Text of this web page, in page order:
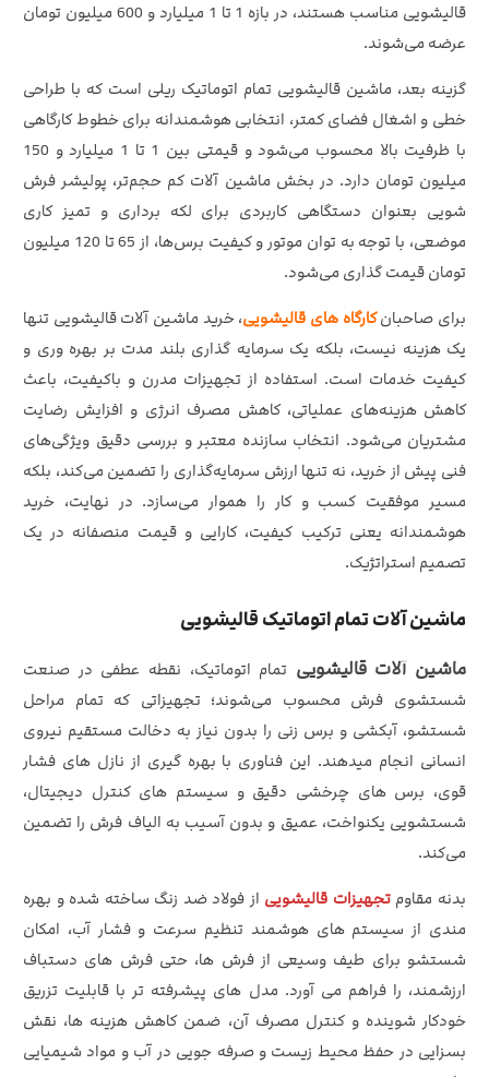
قالیشویی مناسب‌ هستند، در بازه 1 تا 1 میلیارد و 600 میلیون تومان
عرضه می‌شوند.
گزینه بعد، ماشین قالیشویی تمام‌ اتوماتیک ریلی است که با طراحی
خطی و اشغال فضای کمتر، انتخابی هوشمندانه برای خطوط کارگاهی
با ظرفیت بالا محسوب می‌شود و قیمتی بین 1 تا 1 میلیارد و 150
میلیون تومان دارد. در بخش ماشین‌ آلات کم‌ حجم‌تر، پولیشر فرش‌
شویی بعنوان دستگاهی کاربردی برای لکه‌ برداری و تمیز کاری
موضعی، با توجه به توان موتور و کیفیت برس‌ها، از 65 تا 120 میلیون
تومان قیمت‌ گذاری می‌شود.
برای صاحبانکارگاه‌ های قالیشویی، خرید ماشین‌ آلات قالیشویی تنها
یک هزینه نیست، بلکه یک سرمایه‌ گذاری بلند مدت بر بهره‌ وری و
کیفیت خدمات است. استفاده از تجهیزات مدرن و باکیفیت، باعث
کاهش هزینه‌های عملیاتی، کاهش مصرف انرژی و افزایش رضایت
مشتریان می‌شود. انتخاب سازنده معتبر و بررسی دقیق ویژگی‌های
فنی پیش از خرید، نه‌ تنها ارزش سرمایه‌گذاری را تضمین می‌کند، بلکه
مسیر موفقیت کسب‌ و کار را هموار می‌سازد. در نهایت، خرید
هوشمندانه یعنی ترکیب کیفیت، کارایی و قیمت منصفانه در یک
تصمیم استراتژیک.
ماشین آلات تمام اتوماتیک قالیشویی
ماشین آلات قالیشویی تمام‌ اتوماتیک، نقطه عطفی در صنعت
شستشوی فرش محسوب می‌شوند؛ تجهیزاتی که تمام مراحل
شستشو، آبکشی و برس‌ زنی را بدون نیاز به دخالت مستقیم نیروی
انسانی انجام میدهند. این فناوری با بهره‌ گیری از نازل‌ های فشار
قوی، برس‌ های چرخشی دقیق و سیستم‌ های کنترل دیجیتال،
شستشویی یکنواخت، عمیق و بدون آسیب به الیاف فرش را تضمین
می‌کند.
بدنه مقاومتجهیزات قالیشویی از فولاد ضد زنگ ساخته شده و بهره‌
مندی از سیستم‌ های هوشمند تنظیم سرعت و فشار آب، امکان
شستشو برای طیف وسیعی از فرش‌ ها، حتی فرش‌ های دستباف
ارزشمند، را فراهم می‌ آورد. مدل‌ های پیشرفته‌ تر با قابلیت تزریق
خودکار شوینده و کنترل مصرف آن، ضمن کاهش هزینه‌ ها، نقش
بسزایی در حفظ محیط‌ زیست و صرفه‌ جویی در آب و مواد شیمیایی